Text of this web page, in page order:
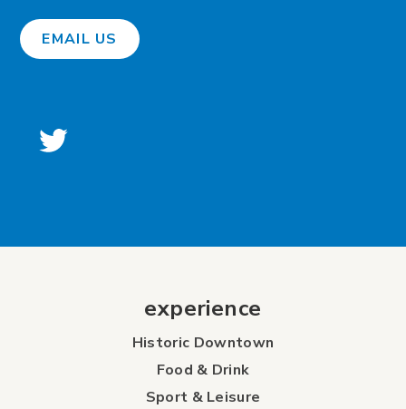
EMAIL US
experience
Historic Downtown
Food & Drink
Sport & Leisure